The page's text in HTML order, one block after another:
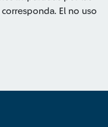
El no uso